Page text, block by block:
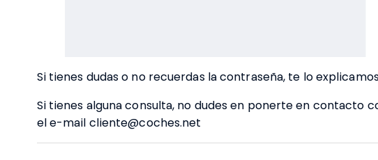
Si tienes dudas o no recuerdas la contraseña, te lo
Si tienes alguna consulta, no dudes en ponerte en contacto
el e-mail cliente@coches.net